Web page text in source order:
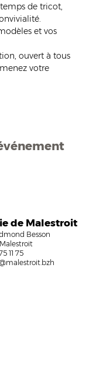
de tricot,
et vos
ouvert à tous
votre
e de Malestroit
Besson
11 75